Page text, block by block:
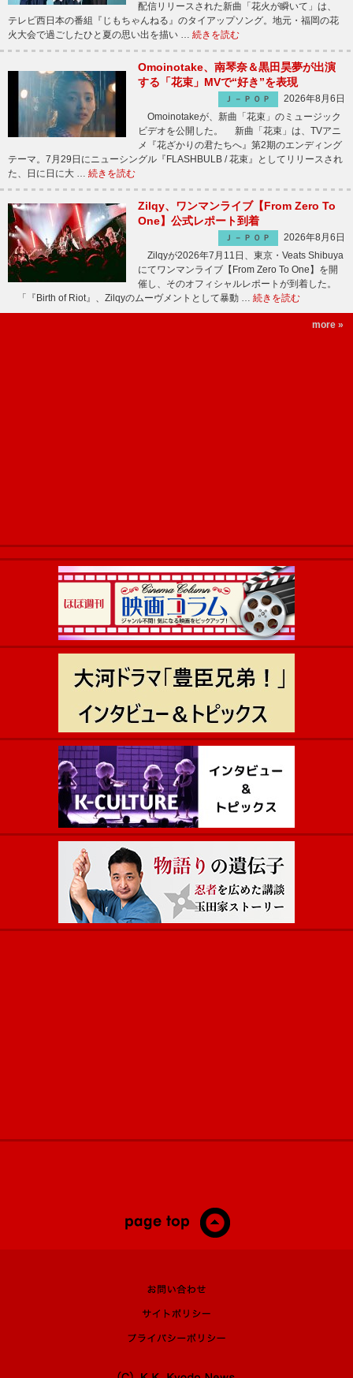
配信リリースされた新曲「花火が瞬いて」は、
テレビ西日本の番組『じもちゃんねる』のタイアップソング。地元・福岡の花
火大会で過ごしたひと夏の思い出を描い … 続きを読む
Omoinotake、南琴奈＆黒田昊夢が出演
する「花束」MVで“好き”を表現
Ｊ－ＰＯＰ
2026年8月6日
Omoinotakeが、新曲「花束」のミュージック
ビデオを公開した。 新曲「花束」は、TVアニ
メ『花ざかりの君たちへ』第2期のエンディング
テーマ。7月29日にニューシングル『FLASHBULB / 花束』としてリリースされ
た、日に日に大 … 続きを読む
Zilqy、ワンマンライブ【From Zero To
One】公式レポート到着
Ｊ－ＰＯＰ
2026年8月6日
Zilqyが2026年7月11日、東京・Veats Shibuya
にてワンマンライブ【From Zero To One】を開
催し、そのオフィシャルレポートが到着した。
「『Birth of Riot』、Zilqyのムーヴメントとして暴動 … 続きを読む
more »